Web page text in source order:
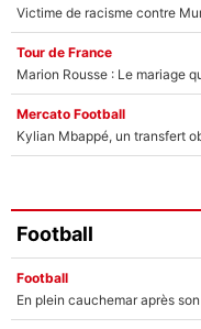
Tour de France
Marion Rousse : Le mariage
Mercato Football
Kylian Mbappé, un transfert
Football
Football